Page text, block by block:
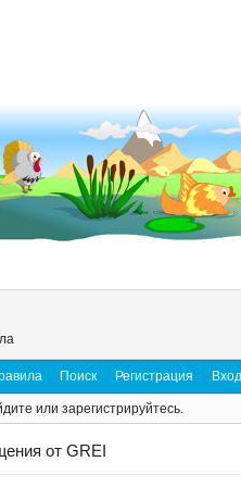
Поиск Регистрация Вход
или зарегистрируйтесь.
от GREI